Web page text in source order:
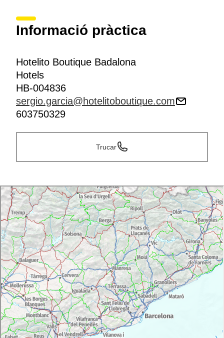
Informació pràctica
Hotelito Boutique Badalona
Hotels
HB-004836
sergio.garcia@hotelitoboutique.com
603750329
Trucar